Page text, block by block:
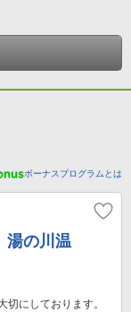
ボーナスプログラムとは
の川温
切にしております。